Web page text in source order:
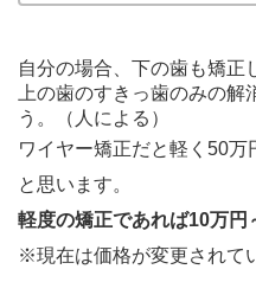
自分の場合、下の歯も矯正
上の歯のすきっ歯のみの解
う。（人による）
ワイヤー矯正だと軽く50万
と思います。
軽度の矯正であれば10万円
※現在は価格が変更されて